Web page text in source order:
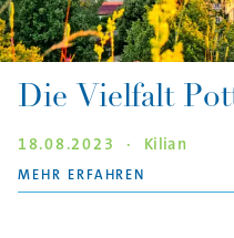
Die Vielfalt
18.08.2023 · Kilian
MEHR ERFAHREN